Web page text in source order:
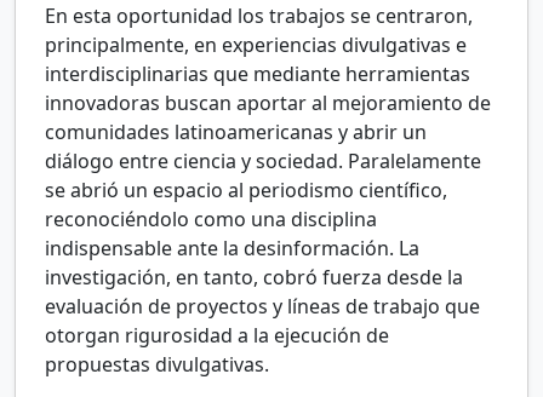
En esta oportunidad los trabajos se centraron,
principalmente, en experiencias divulgativas e
interdisciplinarias que mediante herramientas
innovadoras buscan aportar al mejoramiento de
comunidades latinoamericanas y abrir un
diálogo entre ciencia y sociedad. Paralelamente
se abrió un espacio al periodismo científico,
reconociéndolo como una disciplina
indispensable ante la desinformación. La
investigación, en tanto, cobró fuerza desde la
evaluación de proyectos y líneas de trabajo que
otorgan rigurosidad a la ejecución de
propuestas divulgativas.